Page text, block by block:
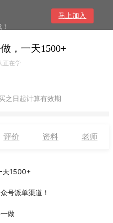
马上加入
，一天1500+
正在学
之日起计算有效期
评价 资料 老师
天1500+
号派单渠道！
做